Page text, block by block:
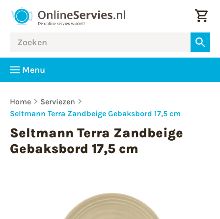
Menu
Home
Serviezen
Seltmann Terra Zandbeige Gebaksbord 17,5 cm
Seltmann Terra Zandbeige
Gebaksbord 17,5 cm